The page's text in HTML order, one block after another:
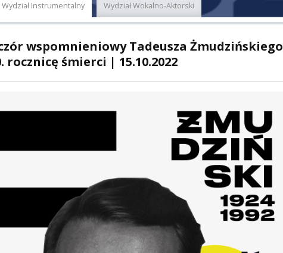
Wydział Instrumentalny Wydział Wokalno-Aktorski
wspomnieniowy Tadeusza Żmudzińskiego
rocznicę śmierci | 15.10.2022